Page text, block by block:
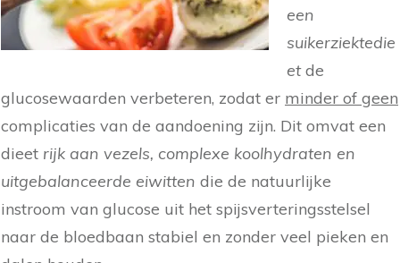
een
suikerziektedie
etde
glucosewaarden verbeteren, zodat er minder of geen
complicaties van de aandoening zijn. Dit omvat een
dieet rijk aan vezels, complexe koolhydraten en
uitgebalanceerde eiwitten die de natuurlijke
instroom van glucose uit het spijsverteringsstelsel
naar de bloedbaan stabiel en zonder veel pieken en